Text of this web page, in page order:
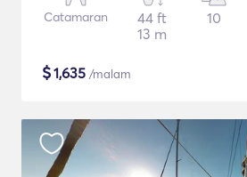
Catamaran
44 ft
13 m
10
$1,635 /malam